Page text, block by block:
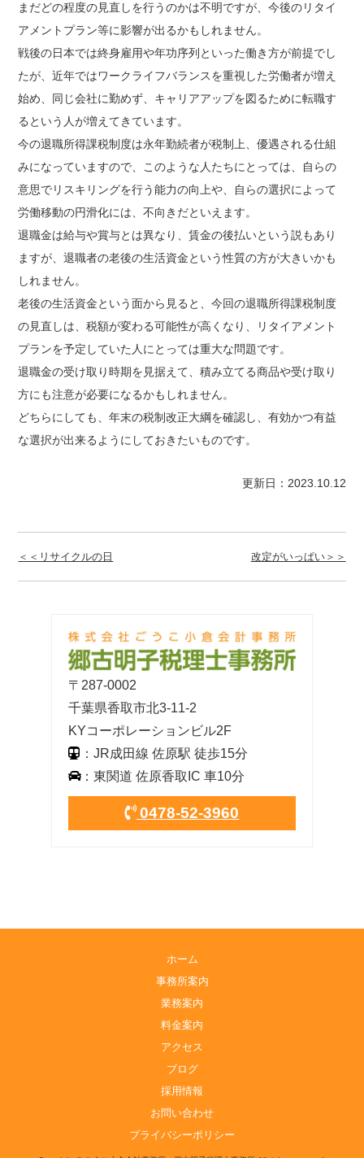
まだどの程度の見直しを行うのかは不明ですが、今後のリタイ
アメントプラン等に影響が出るかもしれません。
戦後の日本では終身雇用や年功序列といった働き方が前提でし
たが、近年ではワークライフバランスを重視した労働者が増え
始め、同じ会社に勤めず、キャリアアップを図るために転職す
るという人が増えてきています。
今の退職所得課税制度は永年勤続者が税制上、優遇される仕組
みになっていますので、このような人たちにとっては、自らの
意思でリスキリングを行う能力の向上や、自らの選択によって
労働移動の円滑化には、不向きだといえます。
退職金は給与や賞与とは異なり、賃金の後払いという説もあり
ますが、退職者の老後の生活資金という性質の方が大きいかも
しれません。
老後の生活資金という面から見ると、今回の退職所得課税制度
の見直しは、税額が変わる可能性が高くなり、リタイアメント
プランを予定していた人にとっては重大な問題です。
退職金の受け取り時期を見据えて、積み立てる商品や受け取り
方にも注意が必要になるかもしれません。
どちらにしても、年末の税制改正大綱を確認し、有効かつ有益
な選択が出来るようにしておきたいものです。
更新日：2023.10.12
＜＜リサイクルの日 改定がいっぱい＞＞
〒287-0002
千葉県香取市北3-11-2
KYコーポレーションビル2F
：JR成田線 佐原駅 徒歩15分
：東関道 佐原香取IC 車10分
0478-52-3960
ホーム
事務所案内
業務案内
料金案内
アクセス
ブログ
採用情報
お問い合わせ
プライバシーポリシー